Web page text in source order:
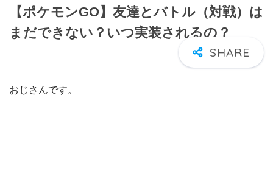
【ポケモンGO】友達とバトル（対戦）は
まだできない？いつ実装されるの？
おじさんです。